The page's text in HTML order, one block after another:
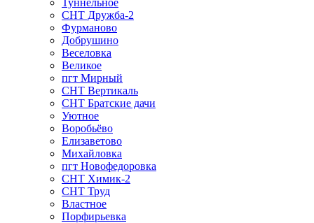
СНТ Дружба-2
Фурманово
Добрушино
Веселовка
Великое
пгт Мирный
СНТ Вертикаль
СНТ Братские дачи
Уютное
Воробьёво
Елизаветово
Михайловка
пгт Новофедоровка
СНТ Химик-2
СНТ Труд
Властное
Порфирьевка